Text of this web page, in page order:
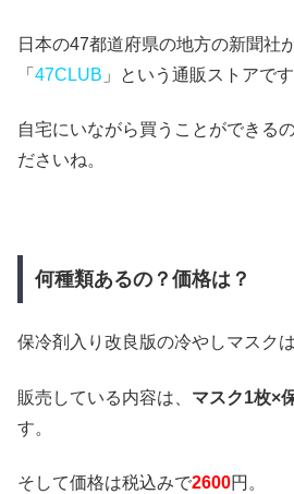
日本の47都道府県の地方の新聞社
「 47CLUB 」という通販ストアです
自宅にいながら買うことができる
ださいね。
何種類あるの？価格は？
保冷剤入り改良版の冷やしマスクは
販売している内容は、 マスク1枚×
す。
そして価格は税込みで2600円。